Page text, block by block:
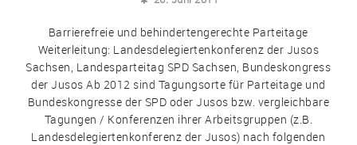
Barrierefreie und behindertengerechte Parteitage
Weiterleitung: Landesdelegiertenkonferenz der Jusos
Sachsen, Landesparteitag SPD Sachsen, Bundeskongress
der Jusos Ab 2012 sind Tagungsorte für Parteitage und
Bundeskongresse der SPD oder Jusos bzw. vergleichbare
Tagungen / Konferenzen ihrer Arbeitsgruppen (z.B.
Landesdelegiertenkonferenz der Jusos) nach folgenden